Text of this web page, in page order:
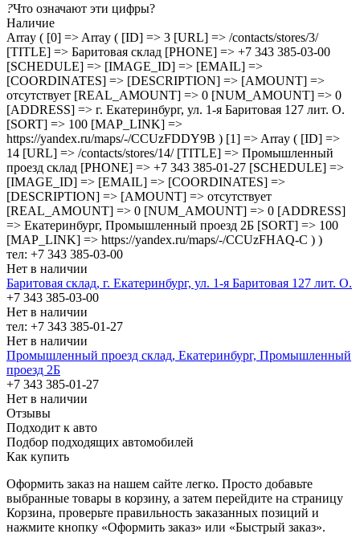
?Что означают эти цифры?
Наличие
Array ( [0] => Array ( [ID] => 3 [URL] => /contacts/stores/3/
[TITLE] => Баритовая склад [PHONE] => +7 343 385-03-00
[SCHEDULE] => [IMAGE_ID] => [EMAIL] =>
[COORDINATES] => [DESCRIPTION] => [AMOUNT] =>
отсутствует [REAL_AMOUNT] => 0 [NUM_AMOUNT] => 0
[ADDRESS] => г. Екатеринбург, ул. 1-я Баритовая 127 лит. О.
[SORT] => 100 [MAP_LINK] =>
https://yandex.ru/maps/-/CCUzFDDY9B ) [1] => Array ( [ID] =>
14 [URL] => /contacts/stores/14/ [TITLE] => Промышленный
проезд cклад [PHONE] => +7 343 385-01-27 [SCHEDULE] =>
[IMAGE_ID] => [EMAIL] => [COORDINATES] =>
[DESCRIPTION] => [AMOUNT] => отсутствует
[REAL_AMOUNT] => 0 [NUM_AMOUNT] => 0 [ADDRESS]
=> Екатеринбург, Промышленный проезд 2Б [SORT] => 100
[MAP_LINK] => https://yandex.ru/maps/-/CCUzFHAQ-C ) )
тел: +7 343 385-03-00
Нет в наличии
Баритовая склад, г. Екатеринбург, ул. 1-я Баритовая 127 лит. О.
+7 343 385-03-00
Нет в наличии
тел: +7 343 385-01-27
Нет в наличии
Промышленный проезд cклад, Екатеринбург, Промышленный
проезд 2Б
+7 343 385-01-27
Нет в наличии
Отзывы
Подходит к авто
Подбор подходящих автомобилей
Как купить
Оформить заказ на нашем сайте легко. Просто добавьте
выбранные товары в корзину, а затем перейдите на страницу
Корзина, проверьте правильность заказанных позиций и
нажмите кнопку «Оформить заказ» или «Быстрый заказ».